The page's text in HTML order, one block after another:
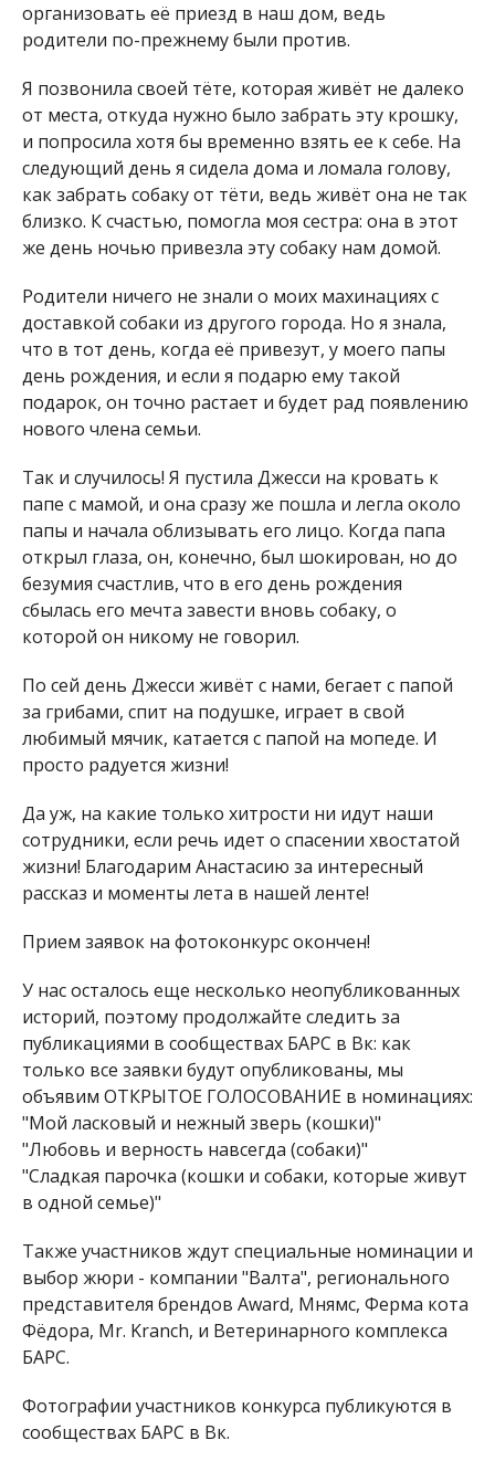
организовать её приезд в наш дом, ведь
родители по-прежнему были против.
Я позвонила своей тёте, которая живёт не далеко
от места, откуда нужно было забрать эту крошку,
и попросила хотя бы временно взять ее к себе. На
следующий день я сидела дома и ломала голову,
как забрать собаку от тёти, ведь живёт она не так
близко. К счастью, помогла моя сестра: она в этот
же день ночью привезла эту собаку нам домой.
Родители ничего не знали о моих махинациях с
доставкой собаки из другого города. Но я знала,
что в тот день, когда её привезут, у моего папы
день рождения, и если я подарю ему такой
подарок, он точно растает и будет рад появлению
нового члена семьи.
Так и случилось! Я пустила Джесси на кровать к
папе с мамой, и она сразу же пошла и легла около
папы и начала облизывать его лицо. Когда папа
открыл глаза, он, конечно, был шокирован, но до
безумия счастлив, что в его день рождения
сбылась его мечта завести вновь собаку, о
которой он никому не говорил.
По сей день Джесси живёт с нами, бегает с папой
за грибами, спит на подушке, играет в свой
любимый мячик, катается с папой на мопеде. И
просто радуется жизни!
Да уж, на какие только хитрости ни идут наши
сотрудники, если речь идет о спасении хвостатой
жизни! Благодарим Анастасию за интересный
рассказ и моменты лета в нашей ленте!
Прием заявок на фотоконкурс окончен!
У нас осталось еще несколько неопубликованных
историй, поэтому продолжайте следить за
публикациями в сообществах БАРС в Вк: как
только все заявки будут опубликованы, мы
объявим ОТКРЫТОЕ ГОЛОСОВАНИЕ в номинациях:
"Мой ласковый и нежный зверь (кошки)"
"Любовь и верность навсегда (собаки)"
"Сладкая парочка (кошки и собаки, которые живут
в одной семье)"
Также участников ждут специальные номинации и
выбор жюри - компании "Валта", регионального
представителя брендов Award, Мнямс, Ферма кота
Фёдора, Mr. Kranch, и Ветеринарного комплекса
БАРС.
Фотографии участников конкурса публикуются в
сообществах БАРС в Вк.